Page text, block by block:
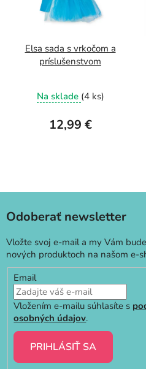
Elsa sada s vrkočom a
príslušenstvom
Na sklade (4 ks)
12,99 €
Odoberať newsletter
Vložte svoj e-mail a my Vám
nových produktoch na našom e-
Email
Vložením e-mailu súhlasíte s
osobných údajov.
PRIHLÁSIŤ SA